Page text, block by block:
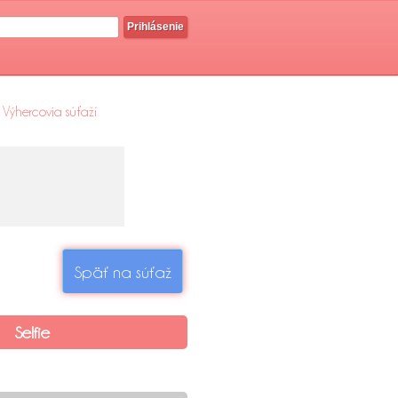
Prihlásenie
Výhercovia súťaží
Späť na súťaž
Selfie